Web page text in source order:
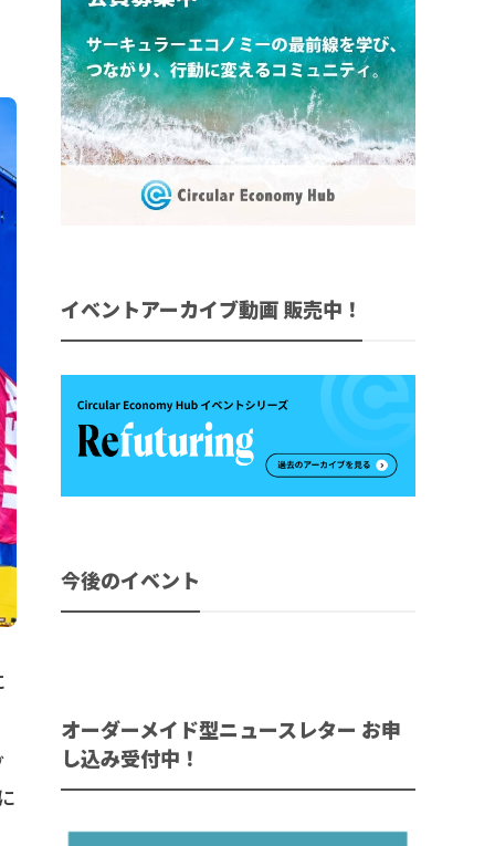
イベントアーカイブ動画 販売中！
今後のイベント
オーダーメイド型ニュースレター お申
し込み受付中！